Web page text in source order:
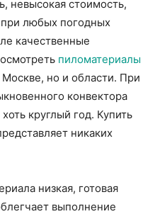
невысокая стоимость,
любых погодных
качественные
пиломатериалы
но и области. При
конвектора
круглый год. Купить
никаких
низкая, готовая
выполнение